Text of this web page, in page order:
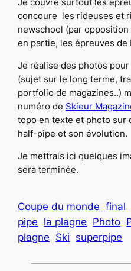
Je couvre surtout les
concoure les rideuses et
newschool (par
en partie, les épreuves de
Je réalise des photos
(sujet sur le long terme,
portfolio de magazines..)
numéro de Skieur
topo en texte et photo sur
half-pipe et son évolution.
Je mettrais ici quelques
sera terminée.
Coupe du monde final
pipe la plagne Photo
plagne Ski superpipe